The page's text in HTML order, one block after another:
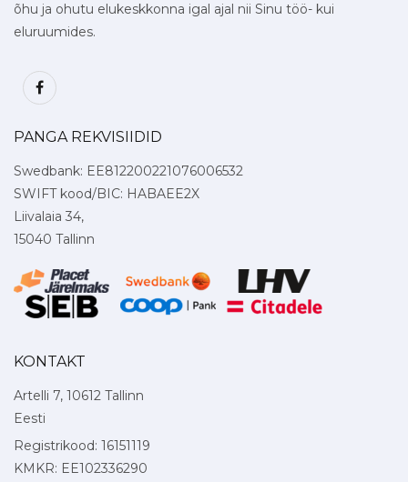
õhu ja ohutu elukeskkonna igal ajal nii Sinu töö- kui
eluruumides.
PANGA REKVISIIDID
Swedbank: EE812200221076006532
SWIFT kood/BIC: HABAEE2X
Liivalaia 34,
15040 Tallinn
KONTAKT
Artelli 7, 10612 Tallinn
Eesti
Registrikood: 16151119
KMKR: EE102336290